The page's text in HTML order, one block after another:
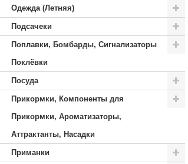
Одежда (Летняя)
Подсачеки
Поплавки, Бомбарды, Сигнализаторы
Поклёвки
Посуда
Прикормки, Компоненты для
Прикормки, Ароматизаторы,
Аттрактанты, Насадки
Приманки